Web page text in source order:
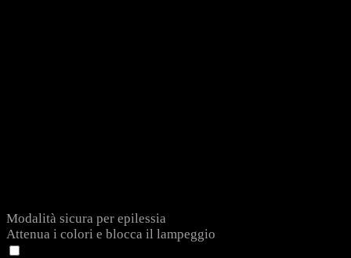
Modalità sicura per epilessia
Attenua i colori e blocca il lampeggio